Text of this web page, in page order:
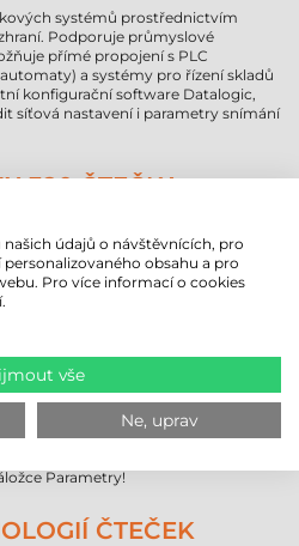
systémů prostřednictvím
Podporuje průmyslové
přímé propojení s PLC
a systémy pro řízení skladů
konfigurační software Datalogic,
síťová nastavení i parametry snímání
320 ČTEČKA
TECHNICKÉ
Datalogic
35 cm
1000 cm
průmyslové
stacionární
Parametry!
ČTEČEK
údajů o návštěvnících, pro
obsahu a pro
Pro více informací o cookies
vše
Ne, uprav